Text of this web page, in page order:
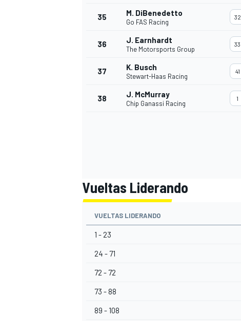
35 M. DiBenedetto
Go FAS Racing
32
36 J. Earnhardt
The Motorsports Group
33
37 K. Busch
Stewart-Haas Racing
41
38 J. McMurray
Chip Ganassi Racing
1
Vueltas Liderando
VUELTAS LIDERANDO
1 - 23
24 - 71
72 - 72
73 - 88
89 - 108